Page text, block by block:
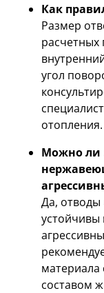
Как
Размер
расчетных
угол
отопления.
Можно ли
Да,
устойчивы
составом